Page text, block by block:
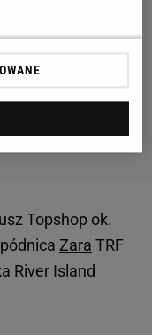
Topshop ok.
Zara TRF
River Island